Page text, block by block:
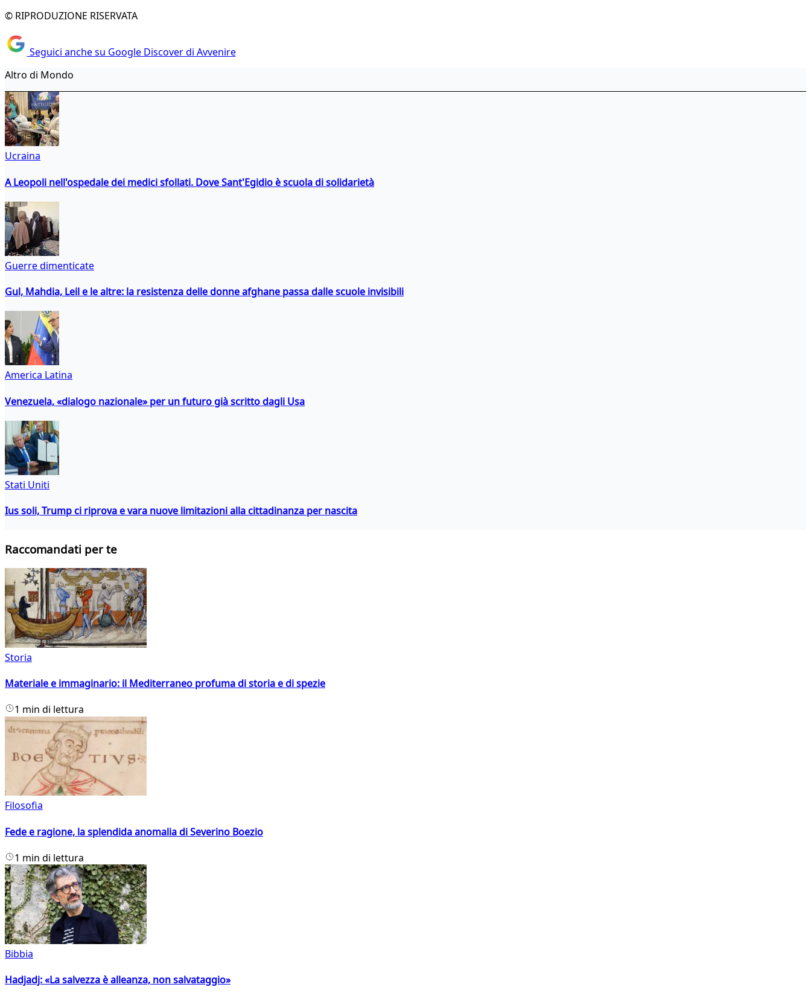
© RIPRODUZIONE RISERVATA
Seguici anche su Google Discover di Avvenire
Altro di Mondo
Ucraina
A Leopoli nell'ospedale dei medici sfollati. Dove Sant'Egidio è scuola di solidarietà
Guerre dimenticate
Gul, Mahdia, Leil e le altre: la resistenza delle donne afghane passa dalle scuole invisibili
America Latina
Venezuela, «dialogo nazionale» per un futuro già scritto dagli Usa
Stati Uniti
Ius soli, Trump ci riprova e vara nuove limitazioni alla cittadinanza per nascita
Raccomandati per te
Storia
Materiale e immaginario: il Mediterraneo profuma di storia e di spezie
1 min di lettura
Filosofia
Fede e ragione, la splendida anomalia di Severino Boezio
1 min di lettura
Bibbia
Hadjadj: «La salvezza è alleanza, non salvataggio»